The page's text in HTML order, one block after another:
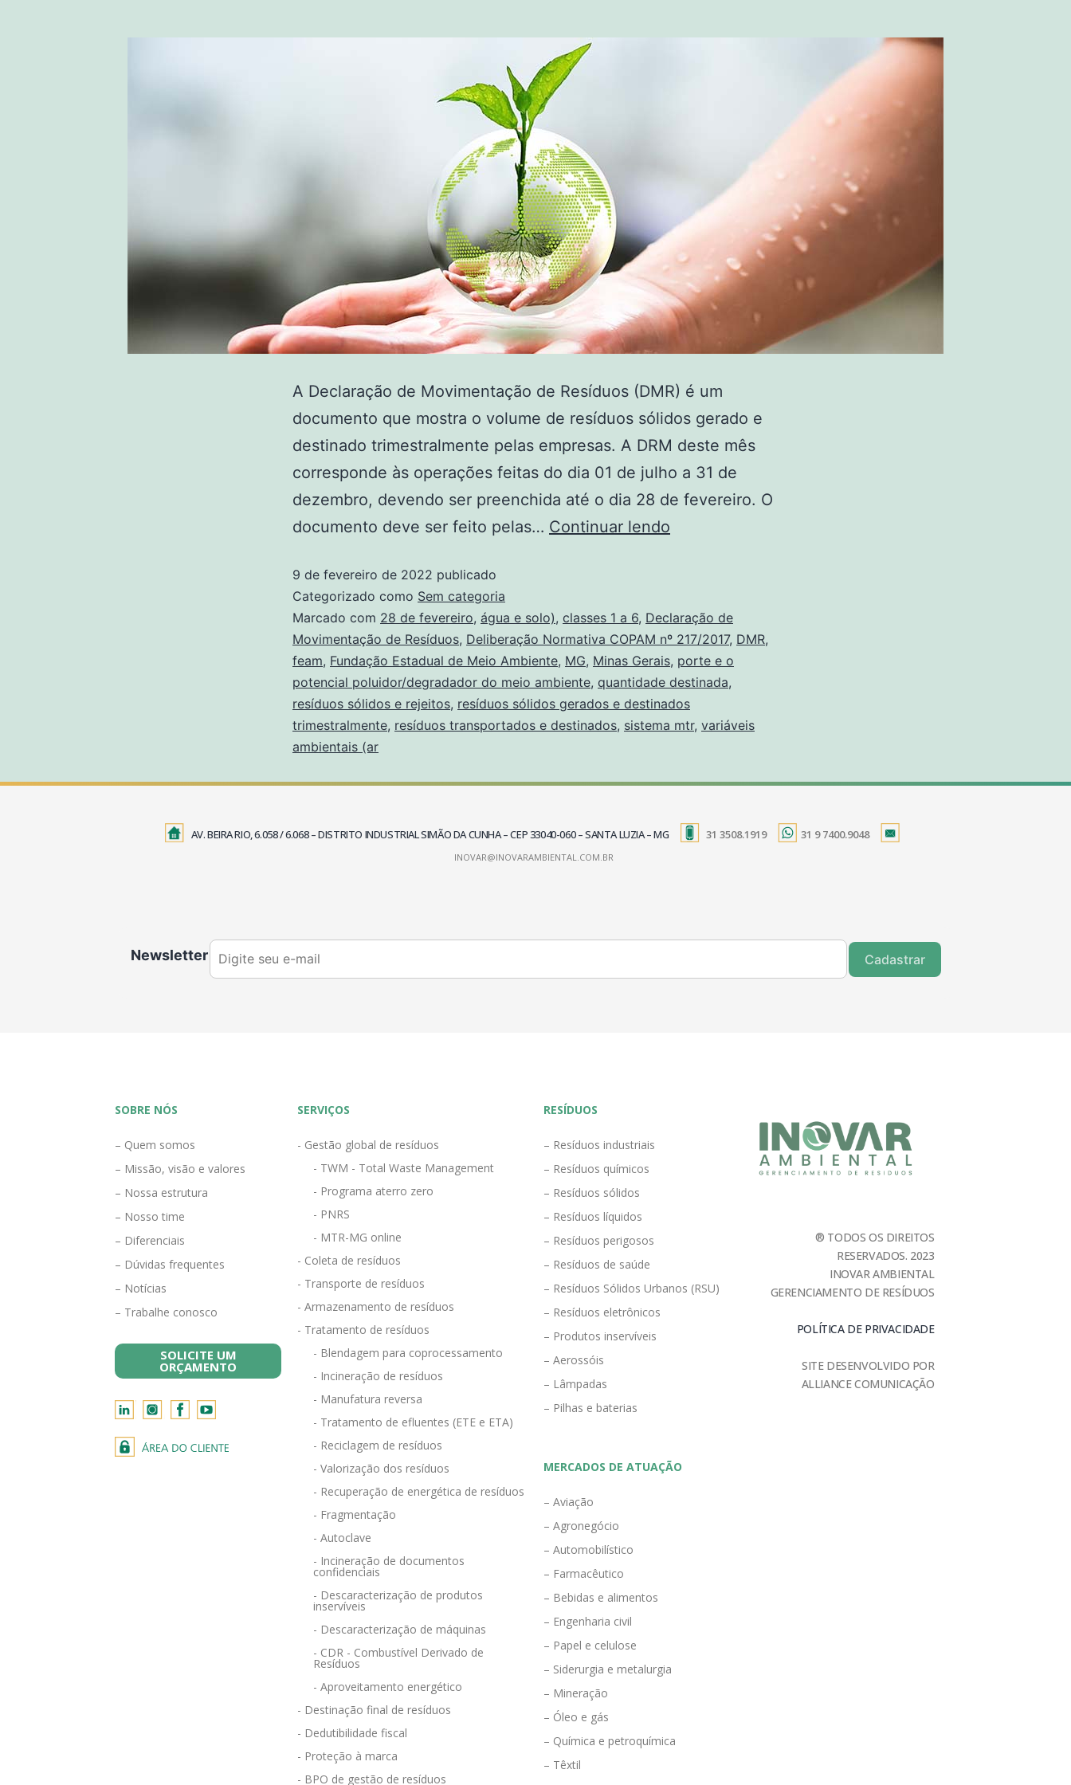
A Declaração de Movimentação de Resíduos (DMR) é um
documento que mostra o volume de resíduos sólidos gerado e
destinado trimestralmente pelas empresas. A DRM deste mês
corresponde às operações feitas do dia 01 de julho a 31 de
dezembro, devendo ser preenchida até o dia 28 de fevereiro. O
documento deve ser feito pelas… Continuar lendo
9 de fevereiro de 2022 publicado
Categorizado como Sem categoria
Marcado com 28 de fevereiro, água e solo), classes 1 a 6, Declaração de
Movimentação de Resíduos, Deliberação Normativa COPAM nº 217/2017, DMR,
feam, Fundação Estadual de Meio Ambiente, MG, Minas Gerais, porte e o
potencial poluidor/degradador do meio ambiente, quantidade destinada,
resíduos sólidos e rejeitos, resíduos sólidos gerados e destinados
trimestralmente, resíduos transportados e destinados, sistema mtr, variáveis
ambientais (ar
AV. BEIRA RIO, 6.058 / 6.068 – DISTRITO INDUSTRIAL SIMÃO DA CUNHA – CEP 33040-060 – SANTA LUZIA – MG 31 3508.1919 31 9 7400.9048
INOVAR@INOVARAMBIENTAL.COM.BR
Newsletter Cadastrar
SOBRE NÓS
– Quem somos
– Missão, visão e valores
– Nossa estrutura
– Nosso time
– Diferenciais
– Dúvidas frequentes
– Notícias
– Trabalhe conosco
SOLICITE UM
ORÇAMENTO
SERVIÇOS
- Gestão global de resíduos
- TWM - Total Waste Management
- Programa aterro zero
- PNRS
- MTR-MG online
- Coleta de resíduos
- Transporte de resíduos
- Armazenamento de resíduos
- Tratamento de resíduos
- Blendagem para coprocessamento
- Incineração de resíduos
- Manufatura reversa
- Tratamento de efluentes (ETE e ETA)
- Reciclagem de resíduos
- Valorização dos resíduos
- Recuperação de energética de resíduos
- Fragmentação
- Autoclave
- Incineração de documentos
confidenciais
- Descaracterização de produtos
inservíveis
- Descaracterização de máquinas
- CDR - Combustível Derivado de
Resíduos
- Aproveitamento energético
- Destinação final de resíduos
- Dedutibilidade fiscal
- Proteção à marca
- BPO de gestão de resíduos
RESÍDUOS
– Resíduos industriais
– Resíduos químicos
– Resíduos sólidos
– Resíduos líquidos
– Resíduos perigosos
– Resíduos de saúde
– Resíduos Sólidos Urbanos (RSU)
– Resíduos eletrônicos
– Produtos inservíveis
– Aerossóis
– Lâmpadas
– Pilhas e baterias
MERCADOS DE ATUAÇÃO
– Aviação
– Agronegócio
– Automobilístico
– Farmacêutico
– Bebidas e alimentos
– Engenharia civil
– Papel e celulose
– Siderurgia e metalurgia
– Mineração
– Óleo e gás
– Química e petroquímica
– Têxtil
® TODOS OS DIREITOS
RESERVADOS. 2023
INOVAR AMBIENTAL
GERENCIAMENTO DE RESÍDUOS
POLÍTICA DE PRIVACIDADE
SITE DESENVOLVIDO POR
ALLIANCE COMUNICAÇÃO